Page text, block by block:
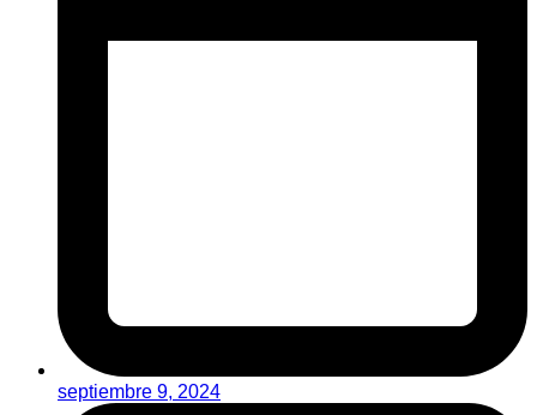
septiembre 9, 2024